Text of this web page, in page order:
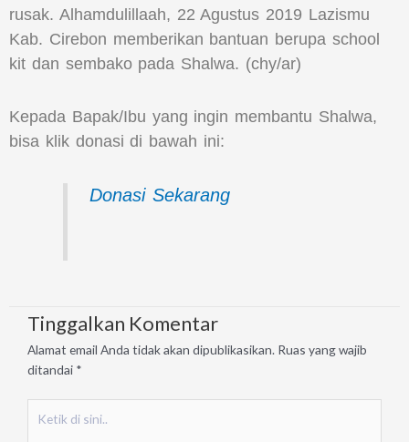
rusak. Alhamdulillaah, 22 Agustus 2019 Lazismu
Kab. Cirebon memberikan bantuan berupa school
kit dan sembako pada Shalwa. (chy/ar)
Kepada Bapak/Ibu yang ingin membantu Shalwa,
bisa klik donasi di bawah ini:
Donasi Sekarang
Tinggalkan Komentar
Alamat email Anda tidak akan dipublikasikan. Ruas yang wajib
ditandai *